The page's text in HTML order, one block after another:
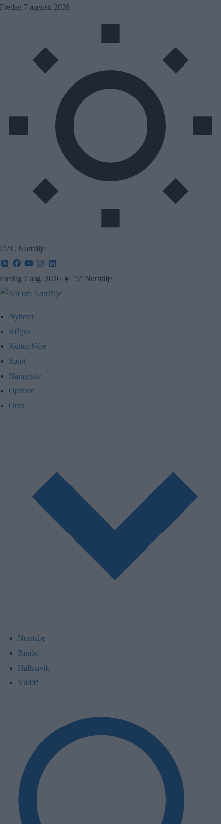
Skip
Fredag 7 augusti 2026
15°C Norrtälje
Fredag 7 aug. 2026 ☀️ 15° Norrtälje
Nyheter
Blåljus
Kultur/Nöje
Sport
Näringsliv
Opinion
Orter
Norrtälje
Rimbo
Hallstavik
Väddö